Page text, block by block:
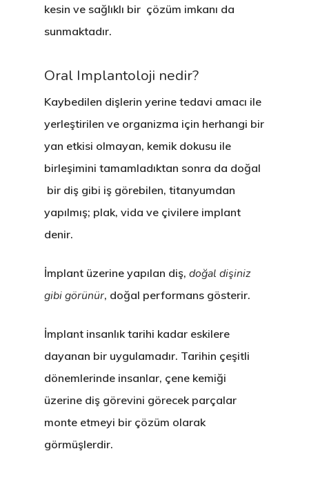
kesin ve sağlıklı bir çözüm imkanı da
sunmaktadır.
Oral Implantoloji nedir?
Kaybedilen dişlerin yerine tedavi amacı ile
yerleştirilen ve organizma için herhangi bir
yan etkisi olmayan, kemik dokusu ile
birleşimini tamamladıktan sonra da doğal
bir diş gibi iş görebilen, titanyumdan
yapılmış; plak, vida ve çivilere implant
denir.
İmplant üzerine yapılan diş, doğal dişiniz
gibi görünür, doğal performans gösterir.
İmplant insanlık tarihi kadar eskilere
dayanan bir uygulamadır. Tarihin çeşitli
dönemlerinde insanlar, çene kemiği
üzerine diş görevini görecek parçalar
monte etmeyi bir çözüm olarak
görmüşlerdir.